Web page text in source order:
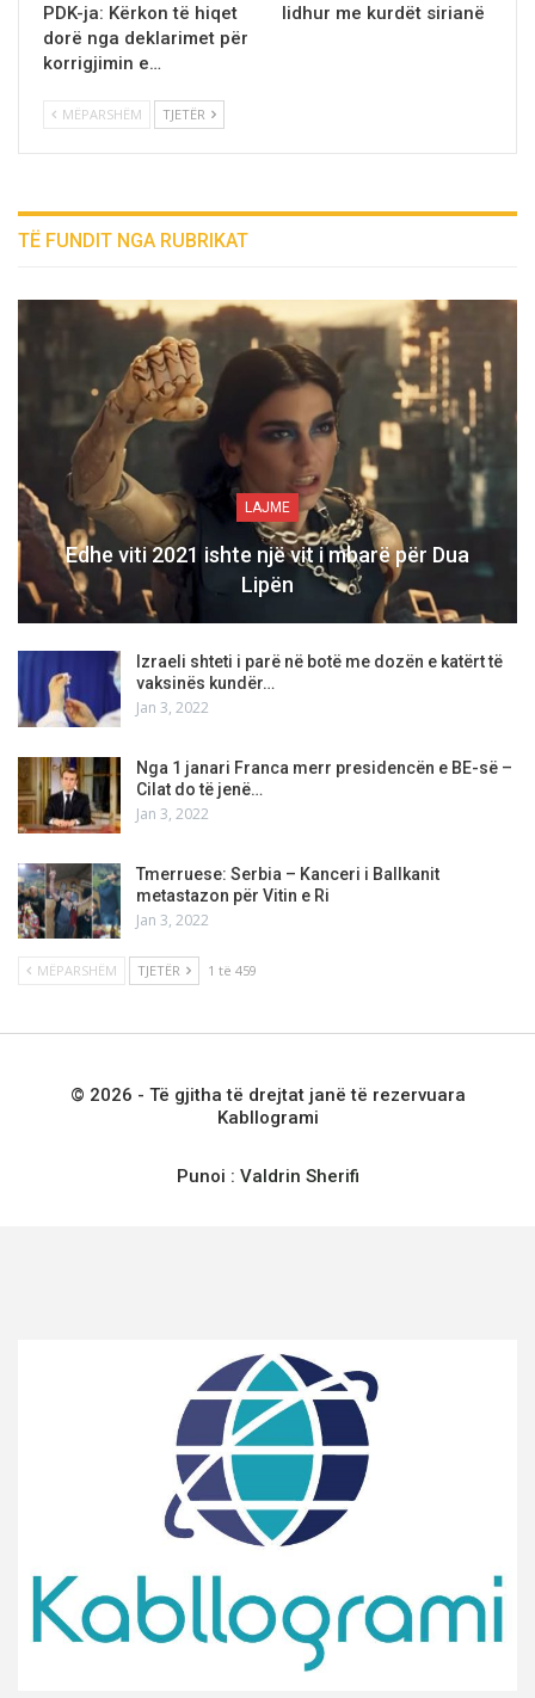
PDK-ja: Kërkon të hiqet
dorë nga deklarimet për
korrigjimin e…
lidhur me kurdët sirianë
MËPARSHËM TJETËR
TË FUNDIT NGA RUBRIKAT
LAJME
Edhe viti 2021 ishte një vit i mbarë për Dua
Lipën
Izraeli shteti i parë në botë me dozën e katërt të
vaksinës kundër…
Jan 3, 2022
Nga 1 janari Franca merr presidencën e BE-së –
Cilat do të jenë…
Jan 3, 2022
Tmerruese: Serbia – Kanceri i Ballkanit
metastazon për Vitin e Ri
Jan 3, 2022
MËPARSHËM TJETËR 1 të 459
© 2026 - Të gjitha të drejtat janë të rezervuara
Kabllogrami
Punoi : Valdrin Sherifi